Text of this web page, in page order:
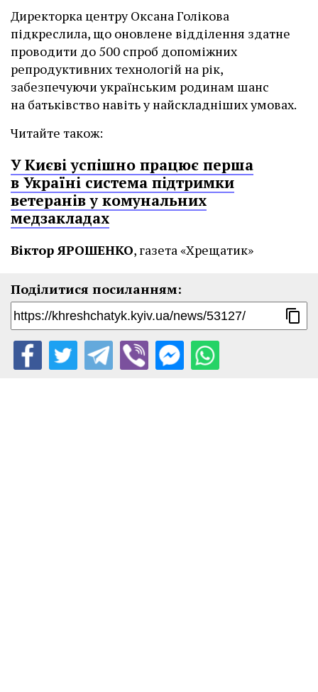
Директорка центру Оксана Голікова
підкреслила, що оновлене відділення здатне
проводити до 500 спроб допоміжних
репродуктивних технологій на рік,
забезпечуючи українським родинам шанс
на батьківство навіть у найскладніших умовах.
Читайте також:
У Києві успішно працює перша
в Україні система підтримки
ветеранів у комунальних
медзакладах
Віктор ЯРОШЕНКО, газета «Хрещатик»